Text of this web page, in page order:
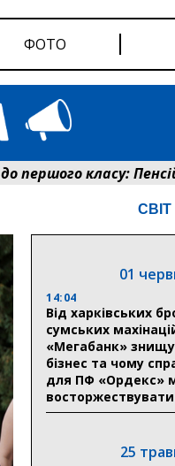
ФОТО
класу:
СВІТ
01
14:04
Від харківських
сумських
«Мегабанк»
бізнес та чому
для ПФ «Ордекс»
восторжествувати
25